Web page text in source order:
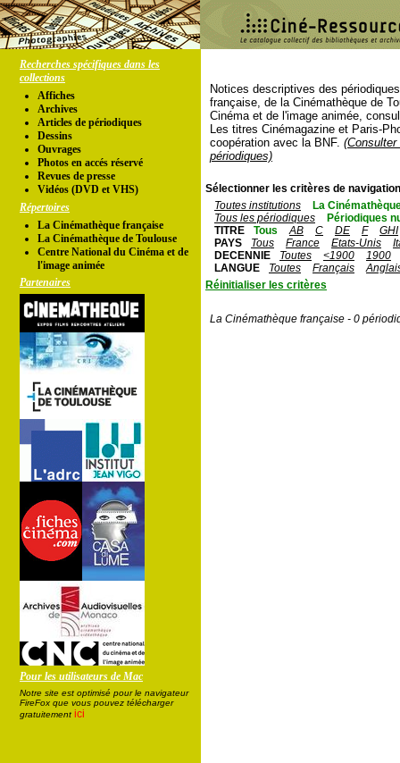
Recherches spécifiques dans les
collections
Affiches
Archives
Articles de périodiques
Dessins
Ouvrages
Photos en accés réservé
Revues de presse
Vidéos (DVD et VHS)
Répertoires
La Cinémathèque française
La Cinémathèque de Toulouse
Centre National du Cinéma et de
l'image animée
Partenaires
Pour les utilisateurs de Mac
Notre site est optimisé pour le navigateur
FireFox que vous pouvez télécharger
gratuitement ici
Notices descriptives des
française, de la Cinémathèque de
Cinéma et de l'image animée,
Les titres Cinémagazine et Paris-
coopération avec la BNF.
périodiques)
Sélectionner les critères de
Toutes institutions
La
Tous les périodiques
Périodiques
TITRE
Tous AB C DE F
GHI
PAYS
Tous France Etats-Unis
DECENNIE
Toutes <1900
1900
LANGUE
Toutes Français
Réinitialiser les critères
La Cinémathèque française - 0